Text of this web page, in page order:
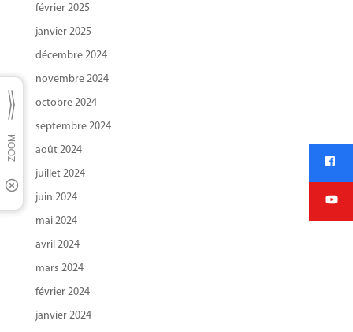
février 2025
janvier 2025
décembre 2024
novembre 2024
octobre 2024
septembre 2024
août 2024
juillet 2024
juin 2024
mai 2024
avril 2024
mars 2024
février 2024
janvier 2024